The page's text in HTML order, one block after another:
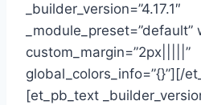
_builder_version=”4.17.1″
_module_preset=”default”
custom_margin=”2px|||||”
global_colors_info=”{}”][/
[et_pb_text